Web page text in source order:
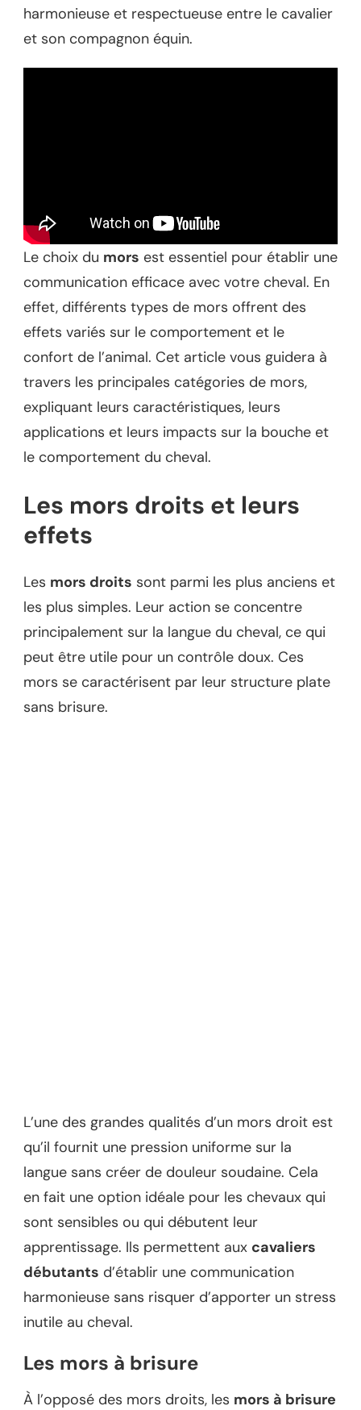
harmonieuse et respectueuse entre le cavalier
et son compagnon équin.
Le choix du mors est essentiel pour établir une
communication efficace avec votre cheval. En
effet, différents types de mors offrent des
effets variés sur le comportement et le
confort de l’animal. Cet article vous guidera à
travers les principales catégories de mors,
expliquant leurs caractéristiques, leurs
applications et leurs impacts sur la bouche et
le comportement du cheval.
Les mors droits et leurs
effets
Les mors droits sont parmi les plus anciens et
les plus simples. Leur action se concentre
principalement sur la langue du cheval, ce qui
peut être utile pour un contrôle doux. Ces
mors se caractérisent par leur structure plate
sans brisure.
L’une des grandes qualités d’un mors droit est
qu’il fournit une pression uniforme sur la
langue sans créer de douleur soudaine. Cela
en fait une option idéale pour les chevaux qui
sont sensibles ou qui débutent leur
apprentissage. Ils permettent aux cavaliers
débutants d’établir une communication
harmonieuse sans risquer d’apporter un stress
inutile au cheval.
Les mors à brisure
À l’opposé des mors droits, les mors à brisure